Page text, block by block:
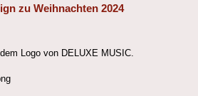
zu Weihnachten 2024
Logo von DELUXE MUSIC.